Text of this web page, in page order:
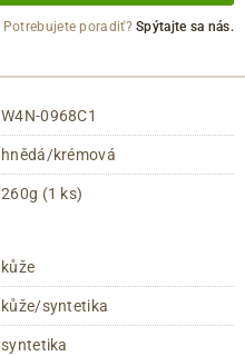
Potrebujete poradiť?Spýtajte sa nás.
W4N-0968C1
hnědá/krémová
260g (1 ks)
kůže
kůže/syntetika
syntetika